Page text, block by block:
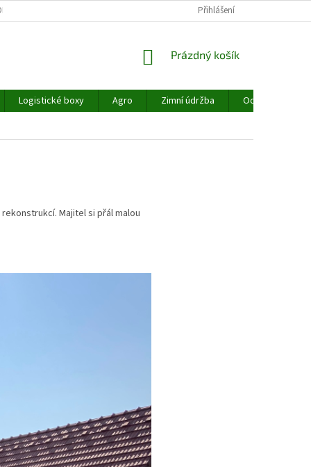
OCHRANY OSOBNÍCH ÚDAJŮ REKLAMACEPřihlášení
NÁKUPNÍ
Prázdný košík
Logistické boxy Agro Zimní údržba Odpadové
Majitel si přál malou